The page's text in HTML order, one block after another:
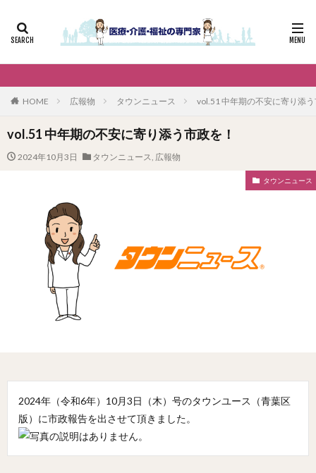
HOME 広報物 タウンニュース vol.51 中年期の不安に寄り添
vol.51 中年期の不安に寄り添う市政を！
2024年10月3日 タウンニュース, 広報物
タウンニュース
2024年（令和6年）10月3日（木）号のタウンユース（青葉区
版）に市政報告を出させて頂きました。